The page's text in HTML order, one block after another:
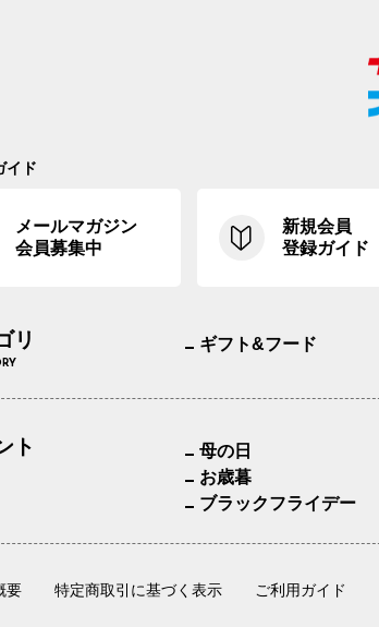
イド
メールマガジン
会員募集中
新規会員
登録ガイド
リ ギフト&フード
ト 母の日
お歳暮
ブラックフライデー
要 特定商取引に基づく表示 ご利用ガイド